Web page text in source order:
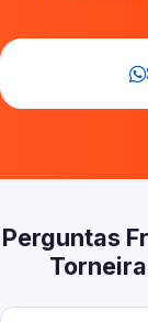
Perguntas